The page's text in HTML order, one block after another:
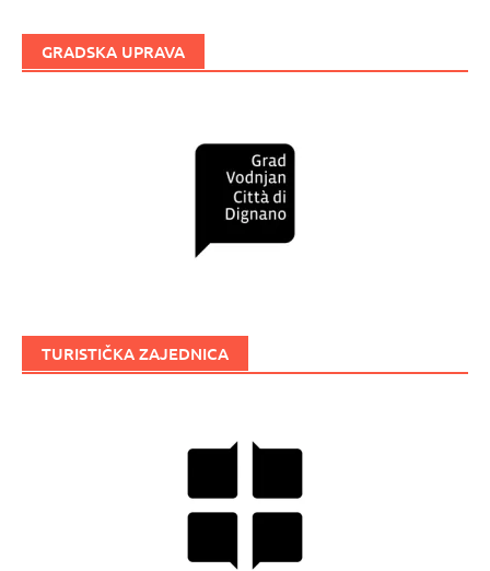
GRADSKA UPRAVA
TURISTIČKA ZAJEDNICA